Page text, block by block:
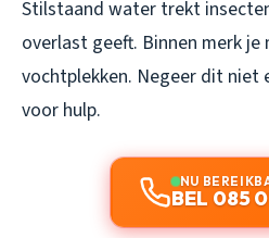
Stilstaand water trekt
overlast geeft. Binnen merk je
vochtplekken. Negeer dit niet
voor hulp.
NU
BEL 085